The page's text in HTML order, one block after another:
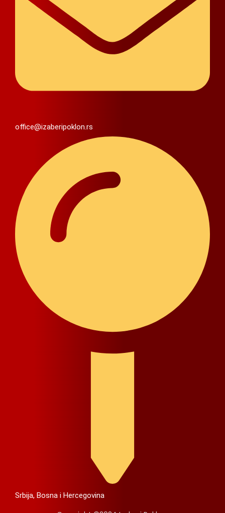
office@izaberipoklon.rs
Srbija, Bosna i Hercegovina